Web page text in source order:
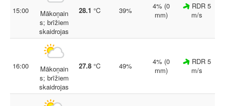
15:00
Mākoņain
s; brīžiem
skaidrojas
28.1 °C 39%
4% (0
mm)
RDR 5
m/s
16:00
Mākoņain
s; brīžiem
skaidrojas
27.8 °C 49%
4% (0
mm)
RDR 5
m/s